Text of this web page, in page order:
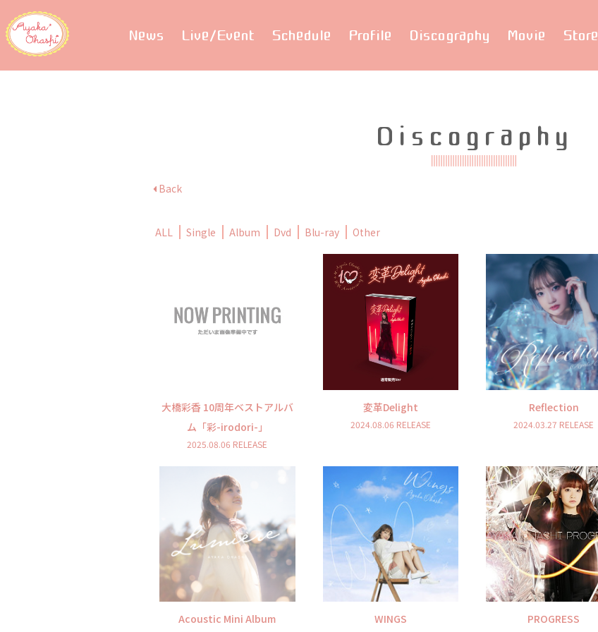
News Live/Event Schedule Profile Discography Movie Store
Discography
Back
ALL Single Album Dvd Blu-ray Other
大橋彩香 10周年ベストアルバ
ム「彩-irodori-」
2025.08.06 RELEASE
変革Delight
2024.08.06 RELEASE
Reflection
2024.03.27 RELEASE
Acoustic Mini Album
WINGS PROGRESS